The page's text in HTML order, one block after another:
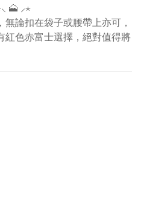
🗻 ⸝‍⋆
論扣在袋子或腰帶上亦可，
紅色赤富士選擇，絕對值得將